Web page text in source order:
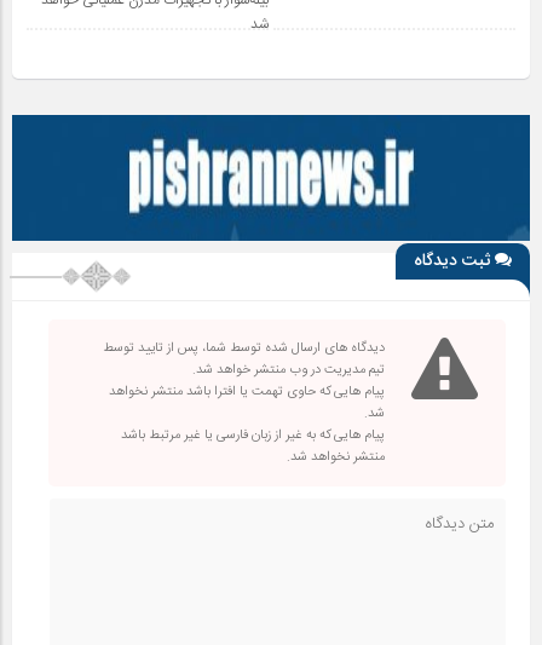
شد
ثبت دیدگاه
دیدگاه های ارسال شده توسط شما، پس از تایید توسط
تیم مدیریت در وب منتشر خواهد شد.
پیام هایی که حاوی تهمت یا افترا باشد منتشر نخواهد
شد.
پیام هایی که به غیر از زبان فارسی یا غیر مرتبط باشد
منتشر نخواهد شد.